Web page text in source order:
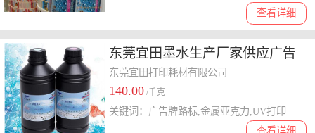
查看详细
东莞宜田墨水生产厂家供应广告
牌路标金属亚克力UV打印墨水
东莞宜田打印耗材有限公司
140.00 /千克
查看详细
关键词：广告牌路标,金属亚克力,UV打印